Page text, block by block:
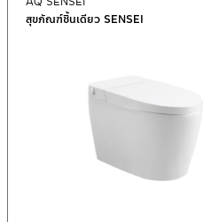
สุขภัณฑ์ชิ้นเดียว SENSEI